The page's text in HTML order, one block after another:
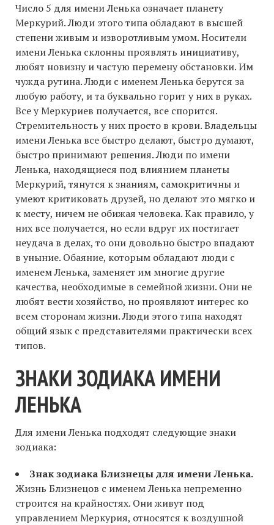
Число 5 для имени Ленька означает планету
Меркурий. Люди этого типа обладают в высшей
степени живым и изворотливым умом. Носители
имени Ленька склонны проявлять инициативу,
любят новизну и частую перемену обстановки. Им
чужда рутина. Люди с именем Ленька берутся за
любую работу, и та буквально горит у них в руках.
Все у Меркуриев получается, все спорится.
Стремительность у них просто в крови. Владельцы
имени Ленька все быстро делают, быстро думают,
быстро принимают решения. Люди по имени
Ленька, находящиеся под влиянием планеты
Меркурий, тянутся к знаниям, самокритичны и
умеют критиковать друзей, но делают это мягко и
к месту, ничем не обижая человека. Как правило, у
них все получается, но если вдруг их постигает
неудача в делах, то они довольно быстро впадают
в уныние. Обаяние, которым обладают люди с
именем Ленька, заменяет им многие другие
качества, необходимые в семейной жизни. Они не
любят вести хозяйство, но проявляют интерес ко
всем сторонам жизни. Люди этого типа находят
общий язык с представителями практически всех
типов.
ЗНАКИ ЗОДИАКА ИМЕНИ
ЛЕНЬКА
Для имени Ленька подходят следующие знаки
зодиака:
Знак зодиака Близнецы для имени Ленька.
Жизнь Близнецов с именем Ленька непременно
строится на крайностях. Они живут под
управлением Меркурия, относятся к воздушной